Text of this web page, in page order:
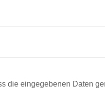
die eingegebenen Daten